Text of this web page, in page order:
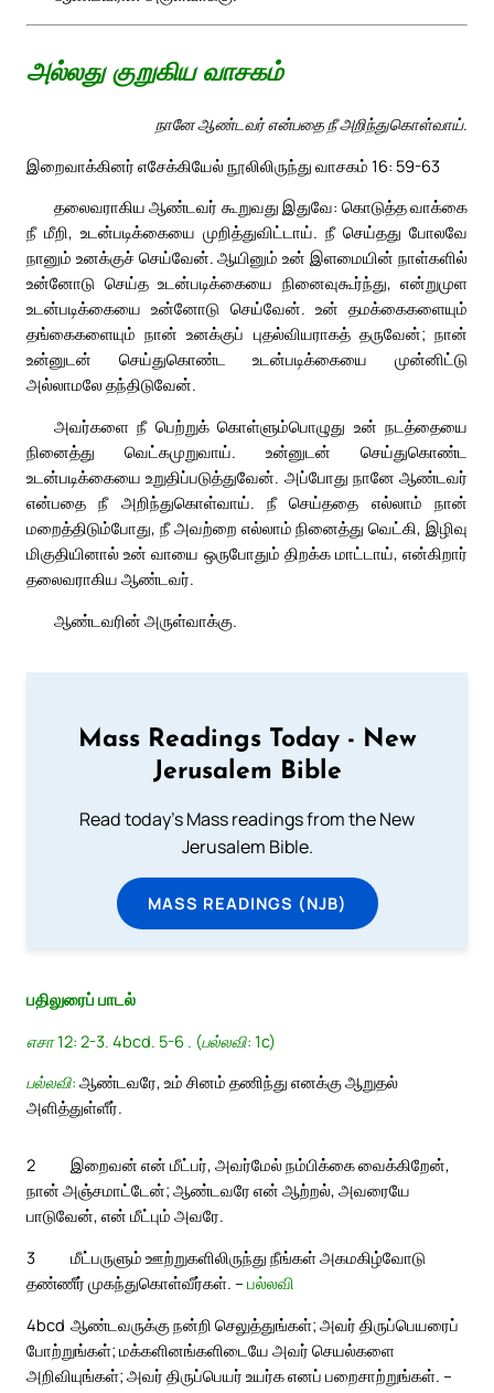
அல்லது குறுகிய வாசகம்
நானே ஆண்டவர் என்பதை நீ அறிந்துகொள்வாய்.
இறைவாக்கினர் எசேக்கியேல் நூலிலிருந்து வாசகம் 16: 59-63
தலைவராகிய ஆண்டவர் கூறுவது இதுவே: கொடுத்த வாக்கை
நீ மீறி, உடன்படிக்கையை முறித்துவிட்டாய். நீ செய்தது போலவே
நானும் உனக்குச் செய்வேன். ஆயினும் உன் இளமையின் நாள்களில்
உன்னோடு செய்த உடன்படிக்கையை நினைவுகூர்ந்து, என்றுமுள
உடன்படிக்கையை உன்னோடு செய்வேன். உன் தமக்கைகளையும்
தங்கைகளையும் நான் உனக்குப் புதல்வியராகத் தருவேன்; நான்
உன்னுடன் செய்துகொண்ட உடன்படிக்கையை முன்னிட்டு
அல்லாமலே தந்திடுவேன்.
அவர்களை நீ பெற்றுக் கொள்ளும்பொழுது உன் நடத்தையை
நினைத்து வெட்கமுறுவாய். உன்னுடன் செய்துகொண்ட
உடன்படிக்கையை உறுதிப்படுத்துவேன். அப்போது நானே ஆண்டவர்
என்பதை நீ அறிந்துகொள்வாய். நீ செய்ததை எல்லாம் நான்
மறைத்திடும்போது, நீ அவற்றை எல்லாம் நினைத்து வெட்கி, இழிவு
மிகுதியினால் உன் வாயை ஒருபோதும் திறக்க மாட்டாய், என்கிறார்
தலைவராகிய ஆண்டவர்.
ஆண்டவரின் அருள்வாக்கு.
Mass Readings Today - New
Jerusalem Bible
Read today's Mass readings from the New
Jerusalem Bible.
MASS READINGS (NJB)
பதிலுரைப் பாடல்
எசா 12: 2-3. 4bcd. 5-6 . (பல்லவி: 1c)
பல்லவி: ஆண்டவரே, உம் சினம் தணிந்து எனக்கு ஆறுதல்
அளித்துள்ளீர்.
2
இறைவன் என் மீட்பர், அவர்மேல் நம்பிக்கை வைக்கிறேன்,
நான் அஞ்சமாட்டேன்; ஆண்டவரே என் ஆற்றல், அவரையே
பாடுவேன், என் மீட்பும் அவரே.
3
மீட்பருளும் ஊற்றுகளிலிருந்து நீங்கள் அகமகிழ்வோடு
தண்ணீர் முகந்துகொள்வீர்கள். – பல்லவி
4bcd ஆண்டவருக்கு நன்றி செலுத்துங்கள்; அவர் திருப்பெயரைப்
போற்றுங்கள்; மக்களினங்களிடையே அவர் செயல்களை
அறிவியுங்கள்; அவர் திருப்பெயர் உயர்க எனப் பறைசாற்றுங்கள். –